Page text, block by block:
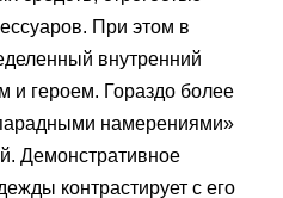
При этом в
внутренний
и героем. Гораздо более
намерениями»
Демонстративное
контрастирует с его